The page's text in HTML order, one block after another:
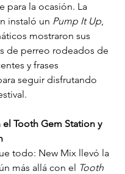
para la ocasión. La
instaló un Pump It Up,
mostraron sus
de perreo rodeados de
y frases
seguir disfrutando
el Tooth Gem Station y
todo: New Mix llevó la
más allá con el Tooth